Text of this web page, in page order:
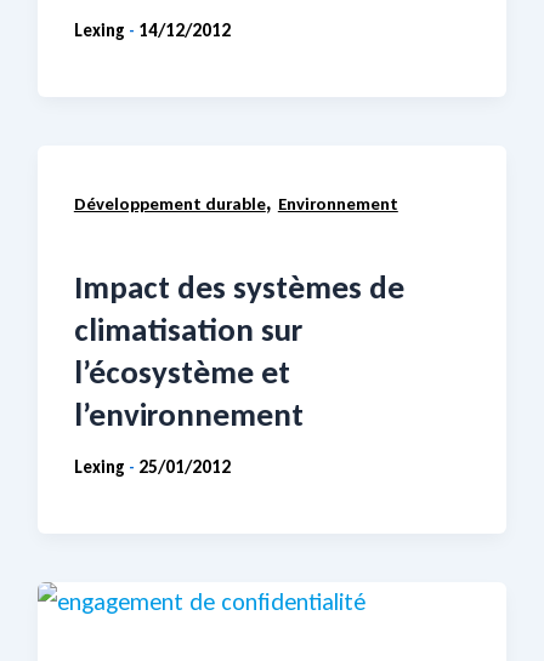
Lexing - 14/12/2012
Développement durable, Environnement
Impact des systèmes de
climatisation sur
l’écosystème et
l’environnement
Lexing - 25/01/2012